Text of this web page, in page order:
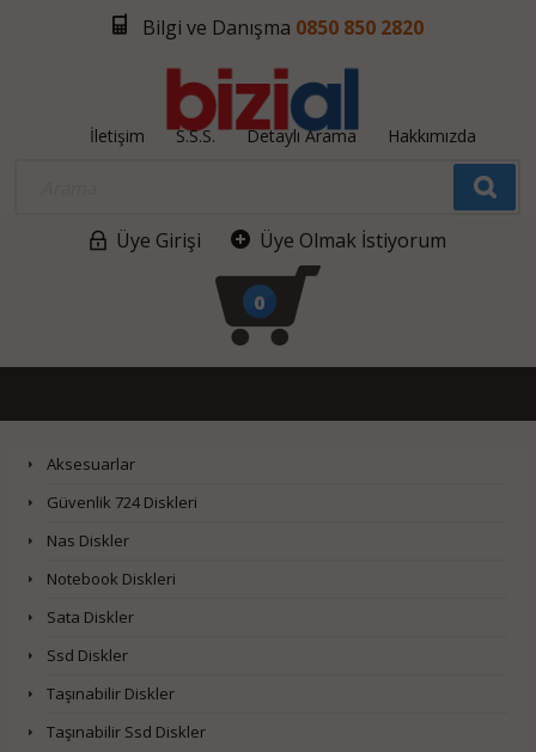
Bilgi ve Danışma 0850 850 2820
İletişim S.S.S. Detaylı Arama Hakkımızda
Üye Girişi Üye Olmak İstiyorum
0
Aksesuarlar
Güvenlik 724 Diskleri
Nas Diskler
Notebook Diskleri
Sata Diskler
Ssd Diskler
Taşınabilir Diskler
Taşınabilir Ssd Diskler